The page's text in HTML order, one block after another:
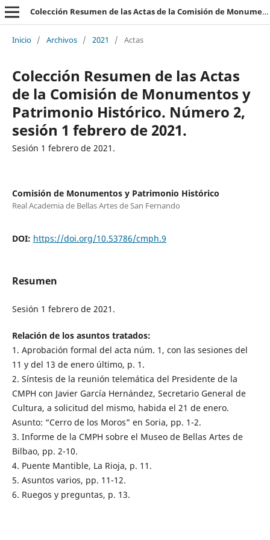
Colección Resumen de las Actas de la Comisión de Monumentos y Patrimonio Histórico
Inicio / Archivos / 2021 / Actas
Colección Resumen de las Actas
de la Comisión de Monumentos y
Patrimonio Histórico. Número 2,
sesión 1 febrero de 2021.
Sesión 1 febrero de 2021.
Comisión de Monumentos y Patrimonio Histórico
Real Academia de Bellas Artes de San Fernando
DOI: https://doi.org/10.53786/cmph.9
Resumen
Sesión 1 febrero de 2021.
Relación de los asuntos tratados:
1. Aprobación formal del acta núm. 1, con las sesiones del
11 y del 13 de enero último, p. 1.
2. Síntesis de la reunión telemática del Presidente de la
CMPH con Javier García Hernández, Secretario General de
Cultura, a solicitud del mismo, habida el 21 de enero.
Asunto: “Cerro de los Moros” en Soria, pp. 1-2.
3. Informe de la CMPH sobre el Museo de Bellas Artes de
Bilbao, pp. 2-10.
4. Puente Mantible, La Rioja, p. 11.
5. Asuntos varios, pp. 11-12.
6. Ruegos y preguntas, p. 13.